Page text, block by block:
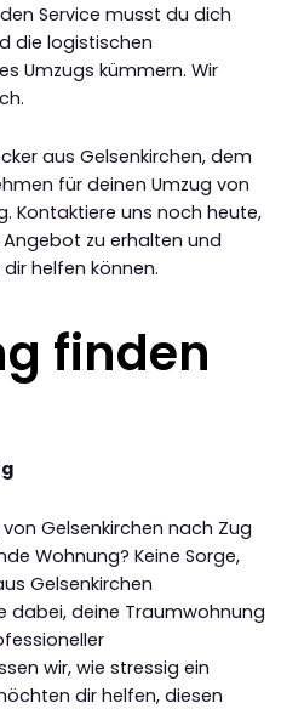
Service musst du dich
die logistischen
Umzugs kümmern. Wir
aus Gelsenkirchen, dem
für deinen Umzug von
Kontaktiere uns noch heute,
zu erhalten und
helfen können.
finden
Gelsenkirchen nach Zug
Wohnung? Keine Sorge,
Gelsenkirchen
dabei, deine Traumwohnung
wir, wie stressig ein
dir helfen, diesen